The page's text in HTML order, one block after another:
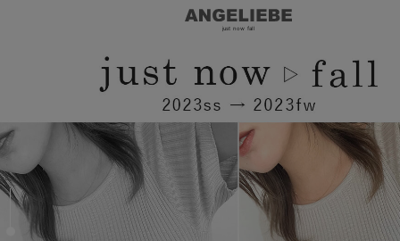
just now fall